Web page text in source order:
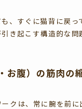
、すぐに猫背に戻
き起こす構造的な問
お腹）の筋肉の
クは、常に腕を前